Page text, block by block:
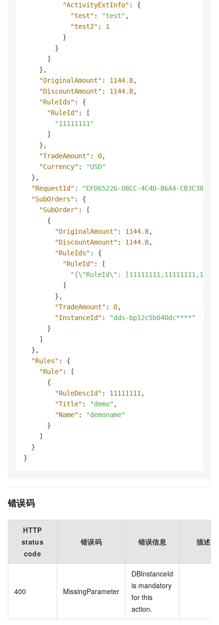
"ActivityExtInfo" :
{
"test" : "test" ,
"test2" :
1
}
}
]
} ,
"OriginalAmount" : 1144.8,
"DiscountAmount" : 1144.8,
"RuleIds" :
{
"RuleId" :
[
"11111111"
]
} ,
"TradeAmount" : 0,
"Currency" :
"USD"
} ,
"RequestId" :
"EFD65226-08CC-4C4D-B6A4-
"SubOrders" :
{
"SubOrder" :
[
{
"OriginalAmount" : 1144.8,
"DiscountAmount" : 1144.8,
"RuleIds" :
{
"RuleId" :
[
"{\"RuleId\":
]
} ,
"TradeAmount" : 0,
"InstanceId" :
"dds-bp12c5b040dc****"
}
]
} ,
"Rules" :
{
"Rule" :
[
{
"RuleDescId" : 11111111 ,
"Title" : "demo" ,
"Name" :
"demoname"
}
]
}
}
错误码
HTTP
status
code
错误码 错误信息 描述
400 MissingParameter
DBInstanceId
is mandatory
for this
action.